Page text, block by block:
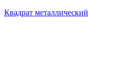
Квадрат металлический